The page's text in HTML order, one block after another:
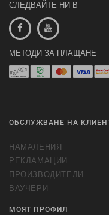
СЛЕДВАЙТЕ НИ В
МЕТОДИ ЗА ПЛАЩАНЕ
ОБСЛУЖВАНЕ НА
НАМАЛЕНИЯ
РЕКЛАМАЦИИ
ПРОИЗВОДИТЕЛИ
ВАУЧЕРИ
МОЯТ ПРОФИЛ